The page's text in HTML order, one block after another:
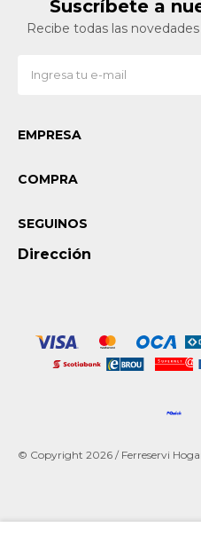
Suscríbete a
Recibe todas las
EMPRESA
COMPRA
Dirección
SEGUINOS
© Copyright 2026 / Ferreservi